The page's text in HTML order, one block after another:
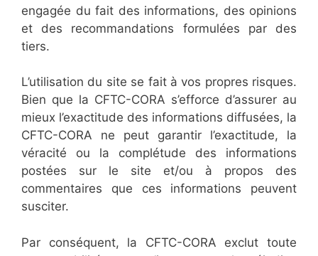
engagée du fait des informations, des opinions
et des recommandations formulées par des
tiers.
L’utilisation du site se fait à vos propres risques.
Bien que la CFTC-CORA s’efforce d’assurer au
mieux l’exactitude des informations diffusées, la
CFTC-CORA ne peut garantir l’exactitude, la
véracité ou la complétude des informations
postées sur le site et/ou à propos des
commentaires que ces informations peuvent
susciter.
Par conséquent, la CFTC-CORA exclut toute